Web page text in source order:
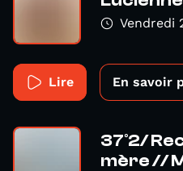
Vendredi
Lire En savoir
37°2/
mère //